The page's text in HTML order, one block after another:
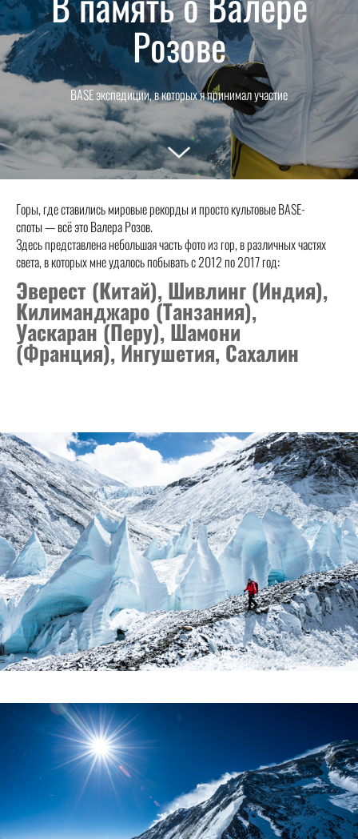
Розове
BASE экспедиции, в которых я принимал участие
Горы, где ставились мировые рекорды и просто культовые BASE-
споты — всё это Валера Розов.
Здесь представлена небольшая часть фото из гор, в различных частях
света, в которых мне удалось побывать с 2012 по 2017 год:
Эверест (Китай), Шивлинг (Индия),
Килиманджаро (Танзания),
Уаскаран (Перу), Шамони
(Франция), Ингушетия, Сахалин